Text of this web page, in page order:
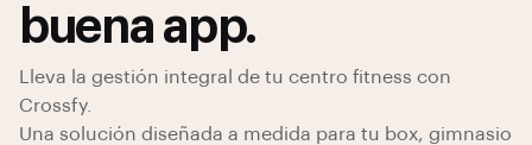
buena app.
Lleva la gestión integral de tu centro fitness con
Crossfy.
Una solución diseñada a medida para tu box, gimnasio